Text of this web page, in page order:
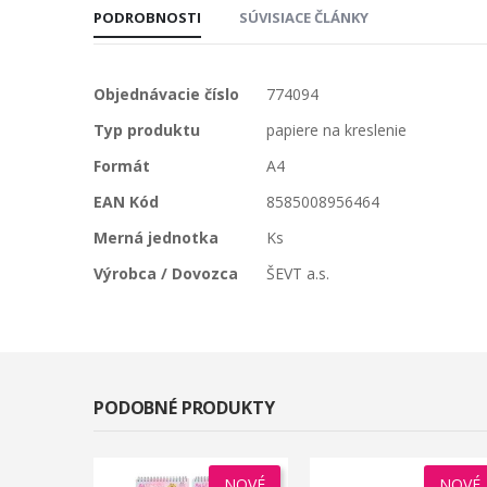
PODROBNOSTI
Viac
Objednávacie číslo
774094
Typ produktu
papiere na kreslenie
Formát
A4
EAN Kód
8585008956464
Merná jednotka
Ks
Výrobca / Dovozca
ŠEVT a.s.
SÚVISIACE ČLÁNKY
PODOBNÉ PRODUKTY